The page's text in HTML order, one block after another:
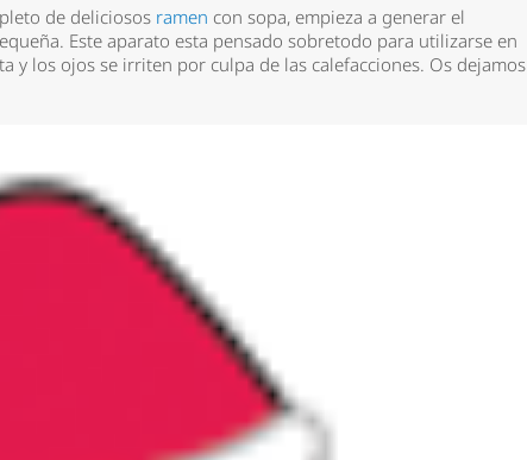
de deliciosos ramen con sopa, empieza a generar el
Este aparato esta pensado sobretodo para utilizarse en
y los ojos se irriten por culpa de las calefacciones. Os dejamos